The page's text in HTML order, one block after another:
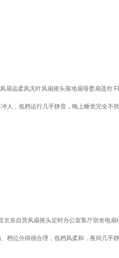
扇远柔风无叶风扇摇头落地扇母婴扇遥控
人，低档运行几乎静音，晚上睡觉完全不
东自营风扇摇头定时办公室客厅宿舍电扇
档位分得很合理，低档风柔和，夜间几